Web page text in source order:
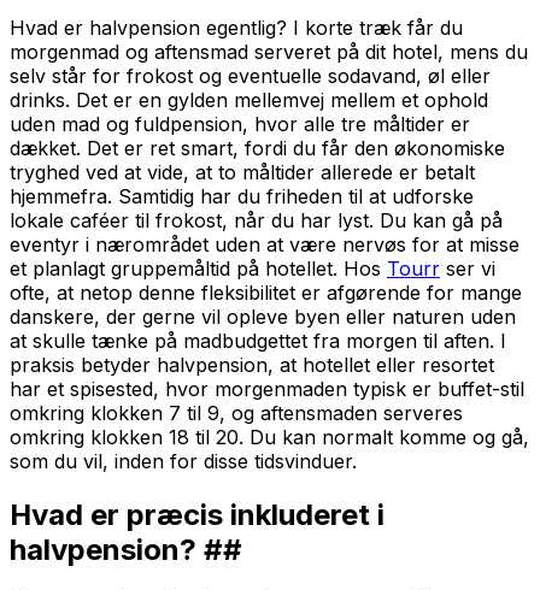
Hvad er halvpension egentlig? I korte træk får du
morgenmad og aftensmad serveret på dit hotel, mens du
selv står for frokost og eventuelle sodavand, øl eller
drinks. Det er en gylden mellemvej mellem et ophold
uden mad og fuldpension, hvor alle tre måltider er
dækket. Det er ret smart, fordi du får den økonomiske
tryghed ved at vide, at to måltider allerede er betalt
hjemmefra. Samtidig har du friheden til at udforske
lokale caféer til frokost, når du har lyst. Du kan gå på
eventyr i nærområdet uden at være nervøs for at misse
et planlagt gruppemåltid på hotellet. Hos Tourr ser vi
ofte, at netop denne fleksibilitet er afgørende for mange
danskere, der gerne vil opleve byen eller naturen uden
at skulle tænke på madbudgettet fra morgen til aften. I
praksis betyder halvpension, at hotellet eller resortet
har et spisested, hvor morgenmaden typisk er buffet-stil
omkring klokken 7 til 9, og aftensmaden serveres
omkring klokken 18 til 20. Du kan normalt komme og gå,
som du vil, inden for disse tidsvinduer.
Hvad er præcis inkluderet i
halvpension? ##